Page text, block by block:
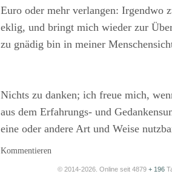
Euro oder mehr verlangen: Irgendwo
eklig, und bringt mich wieder zur
zu gnädig bin in meiner
Nichts zu danken; ich freue mich,
aus dem Erfahrungs- und
eine oder andere Art und Weise
Kommentieren
© 2014-2026. Online seit 4879 + 196